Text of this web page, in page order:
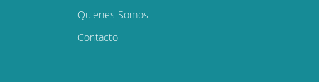
Quienes Somos
Contacto